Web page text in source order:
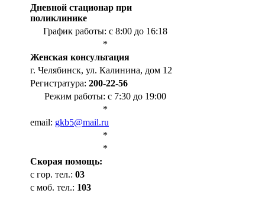
Дневной стационар при
поликлинике
График работы: с 8:00 до 16:18
*
Женская консультация
г. Челябинск, ул. Калинина, дом 12
Регистратура: 200-22-56
Режим работы: с 7:30 до 19:00
*
email: gkb5@mail.ru
*
*
Cкорая помощь:
с гор. тел.: 03
с моб. тел.: 103